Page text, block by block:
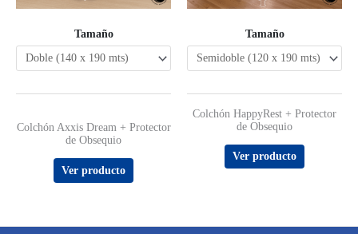
Tamaño
Valorado con
5.00
de 5
Colchón Axxis Dream + Protector
de Obsequio
Ver producto
Tamaño
Colchón HappyRest + Protector
de Obsequio
Ver producto